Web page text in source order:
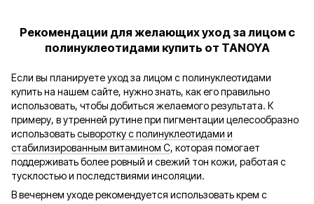
Рекомендации для желающих уход за лицом с
полинуклеотидами купить от TANOYA
Если вы планируете уход за лицом с полинуклеотидами
купить на нашем сайте, нужно знать, как его правильно
использовать, чтобы добиться желаемого результата. К
примеру, в утренней рутине при пигментации целесообразно
использоватьсыворотку с полинуклеотидами и
стабилизированным витамином С, которая помогает
поддерживать более ровный и свежий тон кожи, работая с
тусклостью и последствиями инсоляции.
В вечернем уходе рекомендуется использовать крем с